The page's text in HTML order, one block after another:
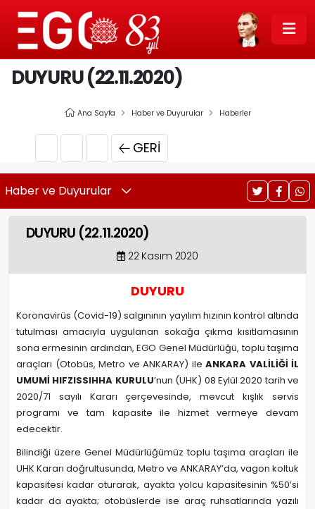
DUYURU (22.11.2020)
Ana Sayfa Haber ve Duyurular Haberler
GERI
Haber ve Duyurular
DUYURU (22.11.2020)
22 Kasım 2020
DUYURU
Koronavirüs (Covid-19) salgınının yayılım hızının kontrol altında
tutulması amacıyla uygulanan sokağa çıkma kısıtlamasının
sona ermesinin ardından, EGO Genel Müdürlüğü, toplu taşıma
araçları (Otobüs, Metro ve ANKARAY) ile ANKARA VALİLİĞİ İL
UMUMİ HIFZISSIHHA KURULU’nun (UHK) 08 Eylül 2020 tarih ve
2020/71 sayılı Kararı çerçevesinde, mevcut kışlık servis
programı ve tam kapasite ile hizmet vermeye devam
edecektir.
Bilindiği üzere Genel Müdürlüğümüz toplu taşıma araçları ile
UHK Kararı doğrultusunda, Metro ve ANKARAY’da, vagon koltuk
kapasitesi kadar oturarak, ayakta yolcu kapasitesinin %50’si
kadar da ayakta; otobüslerde ise araç ruhsatlarında yazılı